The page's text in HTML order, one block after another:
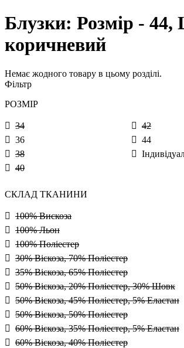
Блузки: Розмір - 44,
коричневий
Немає жодного товару в цьому розділі.
Фільтр
РОЗМІР
34
36
38
40
42
44
СКЛАД ТКАНИНИ
100% Вискоза
100% Льон
100% Поліестер
30% Віскоза, 70% Поліестер
35% Віскоза, 65% Поліестер
50% Віскоза, 20% Поліестер, 30% Шовк
50% Віскоза, 45% Поліестер, 5% Еластан
50% Віскоза, 50% Поліестер
60% Віскоза, 35% Поліестер, 5% Еластан
60% Віскоза, 40% Поліестер